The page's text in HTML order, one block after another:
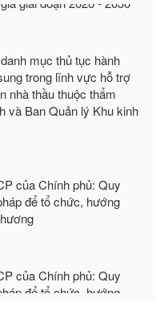
mục thủ tục hành
trong lĩnh vực hỗ trợ
nhà thầu thuộc thẩm
Ban Quản lý Khu kinh
của Chính phủ: Quy
để tổ chức, hướng
của Chính phủ: Quy
để tổ chức, hướng